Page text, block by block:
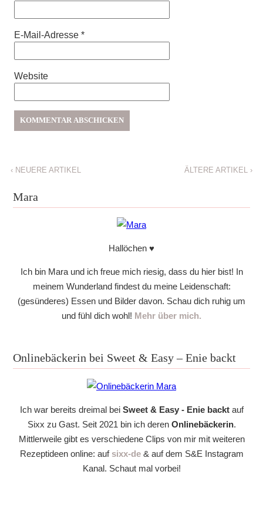
E-Mail-Adresse *
Website
‹NEUERE ARTIKEL ÄLTERE ARTIKEL ›
Mara
Hallöchen ♥
Ich bin Mara und ich freue mich riesig, dass du hier bist! In
meinem Wunderland findest du meine Leidenschaft:
(gesünderes) Essen und Bilder davon. Schau dich ruhig um
und fühl dich wohl! Mehr über mich.
Onlinebäckerin bei Sweet & Easy – Enie backt
Ich war bereits dreimal bei Sweet & Easy - Enie backtauf
Sixx zu Gast. Seit 2021 bin ich deren Onlinebäckerin.
Mittlerweile gibt es verschiedene Clips von mir mit weiteren
Rezeptideen online: auf sixx-de& auf dem S&E Instagram
Kanal. Schaut mal vorbei!